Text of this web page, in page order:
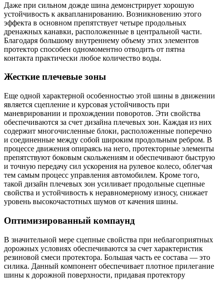
Даже при сильном дожде шина демонстрирует хорошую
устойчивость к аквапланированию. Возникновению этого
эффекта в основном препятствует четыре продольных
дренажных канавки, расположенные в центральной части.
Благодаря большому внутреннему объему этих элементов
протектор способен одномоментно отводить от пятна
контакта практически любое количество воды.
Жесткие плечевые зоны
Еще одной характерной особенностью этой шины в движении
является сцепление и курсовая устойчивость при
маневрировании и прохождении поворотов. Эти свойства
обеспечиваются за счет дизайна плечевых зон. Каждая из них
содержит многочисленные блоки, расположенные поперечно
и соединенные между собой широким продольным ребром. В
процессе движения опираясь на него, протекторные элементы
препятствуют боковым скольжениям и обеспечивают быструю
и точную передачу сил ускорения на рулевое колесо, облегчая
тем самым процесс управления автомобилем. Кроме того,
такой дизайн плечевых зон усиливает продольные сцепные
свойства и устойчивость к неравномерному износу, снижает
уровень высокочастотных шумов от качения шины.
Оптимизированный компаунд
В значительной мере сцепные свойства при неблагоприятных
дорожных условиях обеспечиваются за счет характеристик
резиновой смеси протектора. Большая часть ее состава — это
силика. Данный компонент обеспечивает плотное прилегание
шины к дорожной поверхности, придавая протектору